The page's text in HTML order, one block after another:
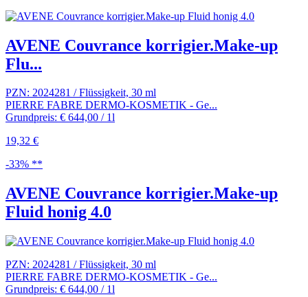
AVENE Couvrance korrigier.Make-up
Flu...
PZN: 2024281 / Flüssigkeit, 30 ml
PIERRE FABRE DERMO-KOSMETIK - Ge...
Grundpreis: € 644,00 / 1l
19,32 €
-33% **
AVENE Couvrance korrigier.Make-up
Fluid honig 4.0
PZN: 2024281 / Flüssigkeit, 30 ml
PIERRE FABRE DERMO-KOSMETIK - Ge...
Grundpreis: € 644,00 / 1l